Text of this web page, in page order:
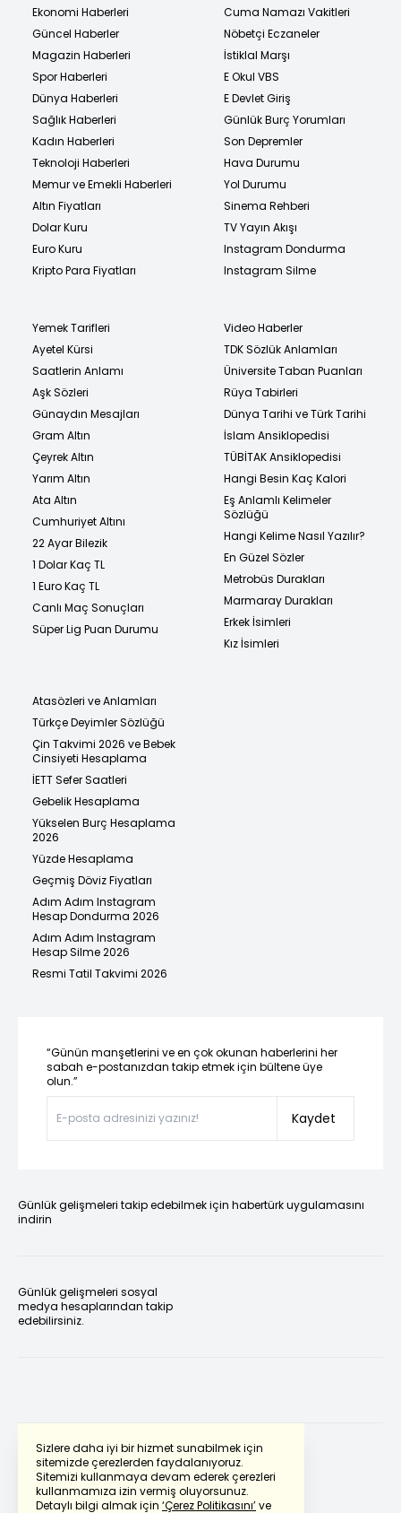
Sizlere daha iyi bir hizmet sunabilmek için
sitemizde çerezlerden faydalanıyoruz.
Sitemizi kullanmaya devam ederek çerezleri
kullanmamıza izin vermiş oluyorsunuz.
Detaylı bilgi almak için ‘Çerez Politikasını’ve
Ekonomi Haberleri
Güncel Haberler
Magazin Haberleri
Spor Haberleri
Dünya Haberleri
Sağlık Haberleri
Kadın Haberleri
Teknoloji Haberleri
Memur ve Emekli Haberleri
Altın Fiyatları
Dolar Kuru
Euro Kuru
Kripto Para Fiyatları
Cuma Namazı Vakitleri
Nöbetçi Eczaneler
İstiklal Marşı
E Okul VBS
E Devlet Giriş
Günlük Burç Yorumları
Son Depremler
Hava Durumu
Yol Durumu
Sinema Rehberi
TV Yayın Akışı
Instagram Dondurma
Instagram Silme
Yemek Tarifleri
Ayetel Kürsi
Saatlerin Anlamı
Aşk Sözleri
Günaydın Mesajları
Gram Altın
Çeyrek Altın
Yarım Altın
Ata Altın
Cumhuriyet Altını
22 Ayar Bilezik
1 Dolar Kaç TL
1 Euro Kaç TL
Canlı Maç Sonuçları
Süper Lig Puan Durumu
Video Haberler
TDK Sözlük Anlamları
Üniversite Taban Puanları
Rüya Tabirleri
Dünya Tarihi ve Türk Tarihi
İslam Ansiklopedisi
TÜBİTAK Ansiklopedisi
Hangi Besin Kaç Kalori
Eş Anlamlı Kelimeler
Sözlüğü
Hangi Kelime Nasıl Yazılır?
En Güzel Sözler
Metrobüs Durakları
Marmaray Durakları
Erkek İsimleri
Kız İsimleri
Atasözleri ve Anlamları
Türkçe Deyimler Sözlüğü
Çin Takvimi 2026 ve Bebek
Cinsiyeti Hesaplama
İETT Sefer Saatleri
Gebelik Hesaplama
Yükselen Burç Hesaplama
2026
Yüzde Hesaplama
Geçmiş Döviz Fiyatları
Adım Adım Instagram
Hesap Dondurma 2026
Adım Adım Instagram
Hesap Silme 2026
Resmi Tatil Takvimi 2026
“Günün manşetlerini ve en çok okunan haberlerini her
sabah e-postanızdan takip etmek için bültene üye
olun.”
Kaydet
Günlük gelişmeleri takip edebilmek için habertürk uygulamasını
indirin
Günlük gelişmeleri sosyal
medya hesaplarından takip
edebilirsiniz.
Powered by Translate